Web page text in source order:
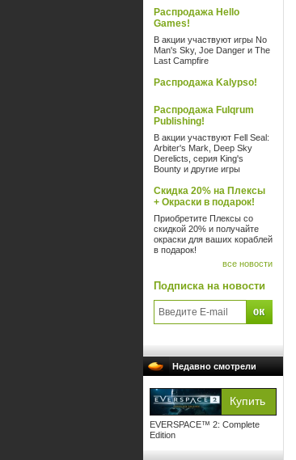
Распродажа Hello
Games!
В акции участвуют игры No
Man's Sky, Joe Danger и The
Last Campfire
Распродажа Kalypso!
Распродажа Fulqrum
Publishing!
В акции участвуют Fell Seal:
Arbiter's Mark, Deep Sky
Derelicts, серия King's
Bounty и другие игры
Скидка 20% на Плексы
+ Окраски в подарок!
Приобретите Плексы со
скидкой 20% и получайте
окраски для ваших кораблей
в подарок!
все новости
Подписка на новости
Недавно смотрели
EVERSPACE™ 2: Complete
Edition